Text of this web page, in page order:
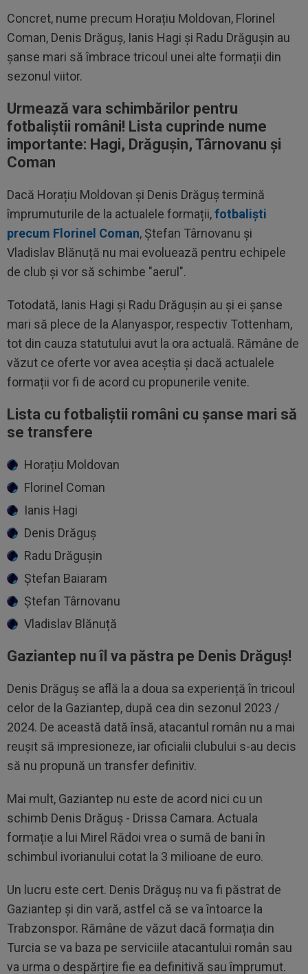
Concret, nume precum Horațiu Moldovan, Florinel
Coman, Denis Drăguș, Ianis Hagi și Radu Drăgușin au
șanse mari să îmbrace tricoul unei alte formații din
sezonul viitor.
Urmează vara schimbărilor pentru
fotbaliștii români! Lista cuprinde nume
importante: Hagi, Drăgușin, Târnovanu și
Coman
Dacă Horațiu Moldovan și Denis Drăguș termină
împrumuturile de la actualele formații,fotbaliști
precum Florinel Coman, Ștefan Târnovanu și
Vladislav Blănuță nu mai evoluează pentru echipele
de club și vor să schimbe "aerul".
Totodată, Ianis Hagi și Radu Drăgușin au și ei șanse
mari să plece de la Alanyaspor, respectiv Tottenham,
tot din cauza statutului avut la ora actuală. Rămâne de
văzut ce oferte vor avea aceștia și dacă actualele
formații vor fi de acord cu propunerile venite.
Lista cu fotbaliștii români cu șanse mari să
se transfere
Horațiu Moldovan
Florinel Coman
Ianis Hagi
Denis Drăguș
Radu Drăgușin
Ștefan Baiaram
Ștefan Târnovanu
Vladislav Blănuță
Gaziantep nu îl va păstra pe Denis Drăguș!
Denis Drăguș se află la a doua sa experiență în tricoul
celor de la Gaziantep, după cea din sezonul 2023 /
2024. De această dată însă, atacantul român nu a mai
reușit să impresioneze, iar oficialii clubului s-au decis
să nu propună un transfer definitiv.
Mai mult, Gaziantep nu este de acord nici cu un
schimb Denis Drăguș - Drissa Camara. Actuala
formație a lui Mirel Rădoi vrea o sumă de bani în
schimbul ivorianului cotat la 3 milioane de euro.
Un lucru este cert. Denis Drăguș nu va fi păstrat de
Gaziantep și din vară, astfel că se va întoarce la
Trabzonspor. Rămâne de văzut dacă formația din
Turcia se va baza pe serviciile atacantului român sau
va urma o despărțire fie ea definitivă sau împrumut.